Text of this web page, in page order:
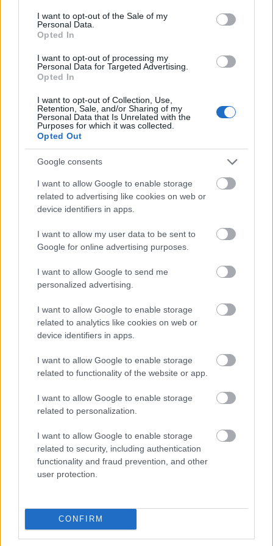
consent section.
I want to opt-out of the Sale of my
Personal Data.
Opted In
I want to opt-out of processing my
Personal Data for Targeted Advertising.
Opted In
I want to opt-out of Collection, Use,
Retention, Sale, and/or Sharing of my
Personal Data that Is Unrelated with the
Purposes for which it was collected.
Opted Out
Google consents
I want to allow Google to enable storage
related to advertising like cookies on web or
device identifiers in apps.
I want to allow my user data to be sent to
Google for online advertising purposes.
I want to allow Google to send me
personalized advertising.
I want to allow Google to enable storage
related to analytics like cookies on web or
device identifiers in apps.
I want to allow Google to enable storage
related to functionality of the website or app.
I want to allow Google to enable storage
related to personalization.
I want to allow Google to enable storage
related to security, including authentication
functionality and fraud prevention, and other
user protection.
CONFIRM
Mikor Sodrócki
16 éve
Örülök én a Jaco Pastorious koncertnek , sőt , Herbie
Hancock is jöhet , de ha már országos adó , én
efes
16 éve
@Mikor Sodrócki
brüsszeli központtal. Jaco és Herbie Hancock-
koncertek viszonylag ritkán szoktak adásba kerülni,
de ritkán van rá példa. De elsősorban európai (de
főleg francia, utána olasz-spanyol, majd a többi)
zenészeket láthatunk-hallhatunk.
Mikor Sodrócki
Semmi bajom velük , még azzal sem , amikor balett
megy . Csak ha már a UPC-nél nincs VH1 , sem MTV (
preferálja ( nem Budapestről van szó egyébként,és
analóg adásról) . A csatornával baj nincs , a nézőkkel
efes
16 éve
@Mikor Sodrócki: Annak a szűk rétegnek erre az
adóra van szüksége, mert őket nem elégíti ki az
Ha elveszik tőle a Mezzót, akkor egész biztosan nem
fog MTV-t nézni helyette, mert nem érdekli. Ennek a
rétegnek ugyanakkora joga van az ő igényeinek